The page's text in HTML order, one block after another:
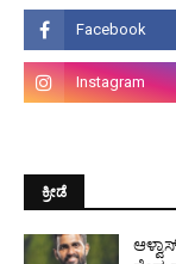
ಕ್ರೀಡೆ